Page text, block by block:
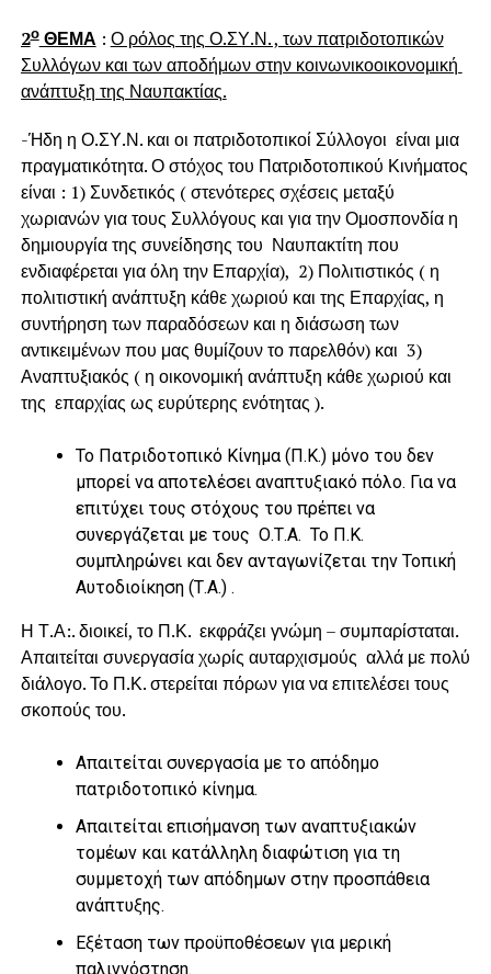
2οΘΕΜΑ : Ο ρόλος της Ο.ΣΥ.Ν. , των πατριδοτοπικών
Συλλόγων και των αποδήμων στην κοινωνικοοικονομική
ανάπτυξη της Ναυπακτίας.
-Ήδη η Ο.ΣΥ.Ν. και οι πατριδοτοπικοί Σύλλογοι είναι μια
πραγματικότητα. Ο στόχος του Πατριδοτοπικού Κινήματος
είναι : 1) Συνδετικός ( στενότερες σχέσεις μεταξύ
χωριανών για τους Συλλόγους και για την Ομοσπονδία η
δημιουργία της συνείδησης του Ναυπακτίτη που
ενδιαφέρεται για όλη την Επαρχία), 2) Πολιτιστικός ( η
πολιτιστική ανάπτυξη κάθε χωριού και της Επαρχίας, η
συντήρηση των παραδόσεων και η διάσωση των
αντικειμένων που μας θυμίζουν το παρελθόν) και 3)
Αναπτυξιακός ( η οικονομική ανάπτυξη κάθε χωριού και
της επαρχίας ως ευρύτερης ενότητας ).
Το Πατριδοτοπικό Κίνημα (Π.Κ.) μόνο του δεν
μπορεί να αποτελέσει αναπτυξιακό πόλο. Για να
επιτύχει τους στόχους του πρέπει να
συνεργάζεται με τους Ο.Τ.Α. Το Π.Κ.
συμπληρώνει και δεν ανταγωνίζεται την Τοπική
Αυτοδιοίκηση (Τ.Α.) .
Η Τ.Α:. διοικεί, το Π.Κ. εκφράζει γνώμη – συμπαρίσταται.
Απαιτείται συνεργασία χωρίς αυταρχισμούς αλλά με πολύ
διάλογο. Το Π.Κ. στερείται πόρων για να επιτελέσει τους
σκοπούς του.
Απαιτείται συνεργασία με το απόδημο
πατριδοτοπικό κίνημα.
Απαιτείται επισήμανση των αναπτυξιακών
τομέων και κατάλληλη διαφώτιση για τη
συμμετοχή των απόδημων στην προσπάθεια
ανάπτυξης.
Εξέταση των προϋποθέσεων για μερική
παλιννόστηση.